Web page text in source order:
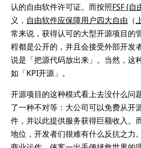
认的自由软件许可证。而按照FSF (
义， 自由软件应保障用户四大自由 （
常来说，获得认可的大型开源项目的
程都是公开的，并且会接受外部开发
说是「把源代码放出来」。当然，这
如「KPI开源」。
开源项目的这种模式看上去没什么问
了一种不对等：大公司可以免费从开
件，并以此提供服务获得巨额收入。
地位，开发者们很难有什么反抗之力